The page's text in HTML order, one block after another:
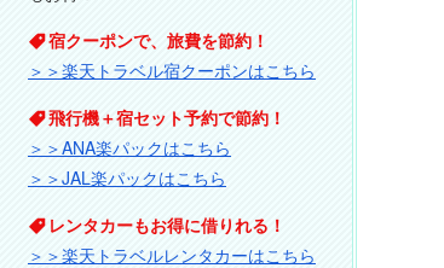
宿クーポンで、旅費を節約！
＞＞楽天トラベル宿クーポンはこちら
飛行機＋宿セット予約で節約！
＞＞ANA楽パックはこちら
＞＞JAL楽パックはこちら
レンタカーもお得に借りれる！
＞＞楽天トラベルレンタカーはこちら